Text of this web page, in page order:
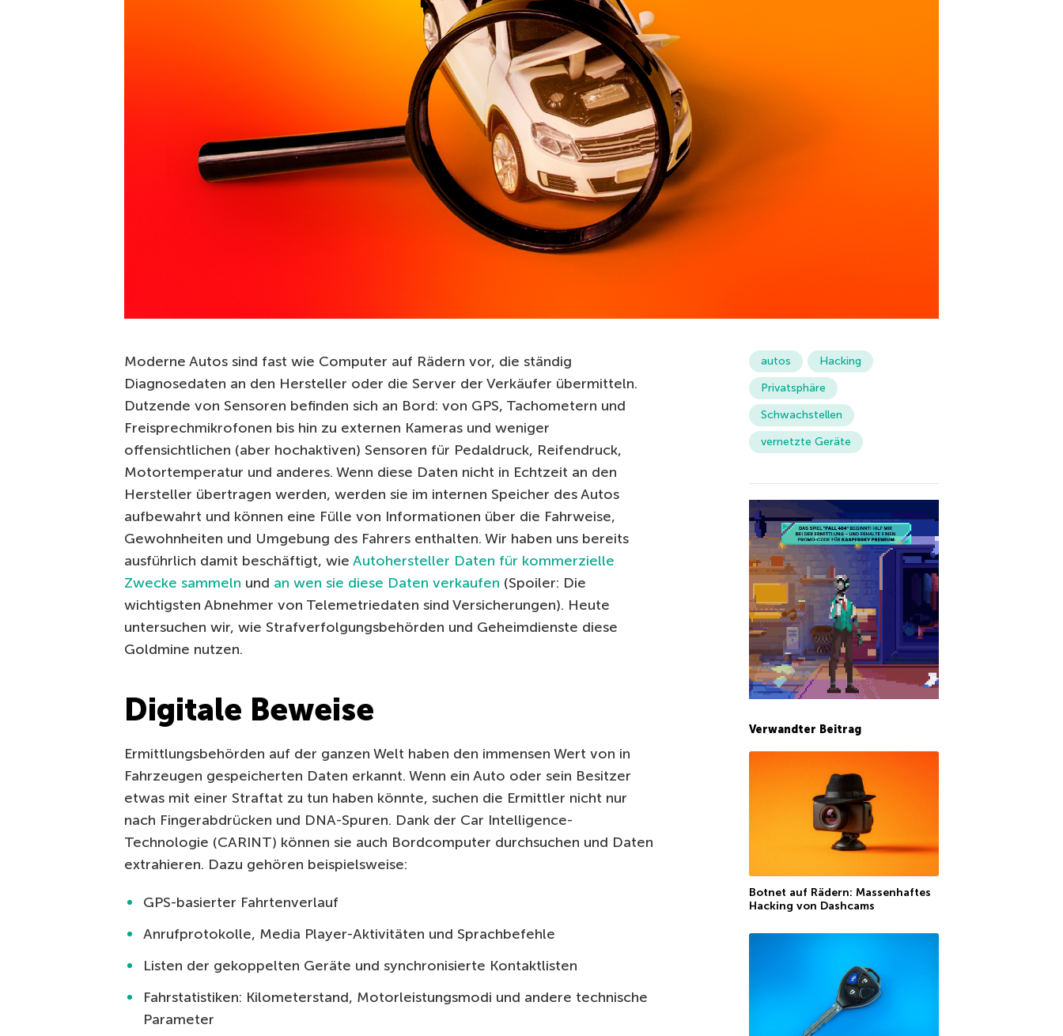
Moderne Autos sind fast wie Computer auf Rädern vor, die ständig
Diagnosedaten an den Hersteller oder die Server der Verkäufer übermitteln.
Dutzende von Sensoren befinden sich an Bord: von GPS, Tachometern und
Freisprechmikrofonen bis hin zu externen Kameras und weniger
offensichtlichen (aber hochaktiven) Sensoren für Pedaldruck, Reifendruck,
Motortemperatur und anderes. Wenn diese Daten nicht in Echtzeit an den
Hersteller übertragen werden, werden sie im internen Speicher des Autos
aufbewahrt und können eine Fülle von Informationen über die Fahrweise,
Gewohnheiten und Umgebung des Fahrers enthalten. Wir haben uns bereits
ausführlich damit beschäftigt, wie Autohersteller Daten für kommerzielle
Zwecke sammeln und an wen sie diese Daten verkaufen (Spoiler: Die
wichtigsten Abnehmer von Telemetriedaten sind Versicherungen). Heute
untersuchen wir, wie Strafverfolgungsbehörden und Geheimdienste diese
Goldmine nutzen.
Digitale Beweise
Ermittlungsbehörden auf der ganzen Welt haben den immensen Wert von in
Fahrzeugen gespeicherten Daten erkannt. Wenn ein Auto oder sein Besitzer
etwas mit einer Straftat zu tun haben könnte, suchen die Ermittler nicht nur
nach Fingerabdrücken und DNA-Spuren. Dank der Car Intelligence-
Technologie (CARINT) können sie auch Bordcomputer durchsuchen und Daten
extrahieren. Dazu gehören beispielsweise:
GPS-basierter Fahrtenverlauf
Anrufprotokolle, Media Player-Aktivitäten und Sprachbefehle
Listen der gekoppelten Geräte und synchronisierte Kontaktlisten
Fahrstatistiken: Kilometerstand, Motorleistungsmodi und andere technische
Parameter
autos
Hacking
Privatsphäre
Schwachstellen
vernetzte Geräte
Verwandter Beitrag
Botnet auf Rädern: Massenhaftes
Hacking von Dashcams